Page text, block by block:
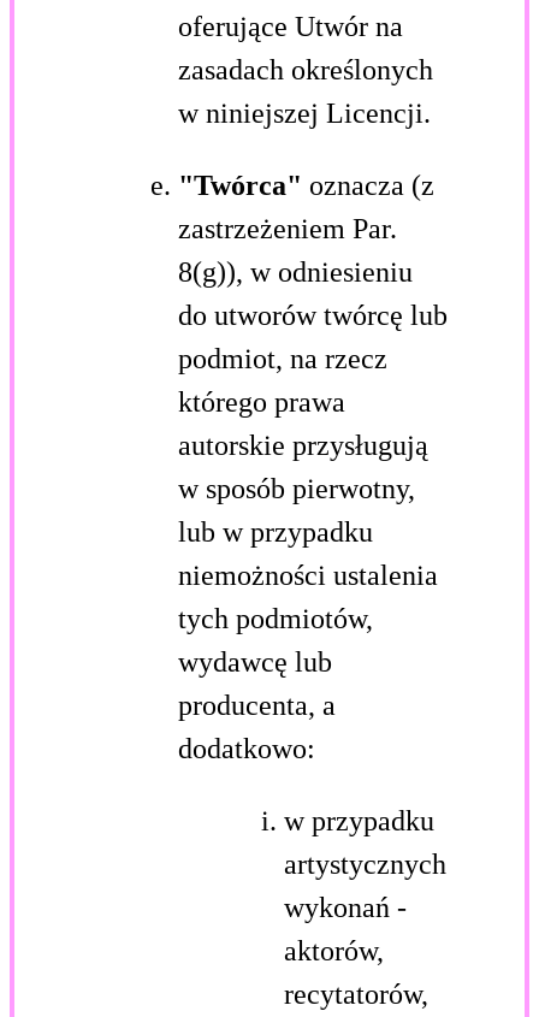
oferujące Utwór na
zasadach określonych
w niniejszej Licencji.
"Twórca" oznacza (z
zastrzeżeniem Par.
8(g)), w odniesieniu
do utworów twórcę lub
podmiot, na rzecz
którego prawa
autorskie przysługują
w sposób pierwotny,
lub w przypadku
niemożności ustalenia
tych podmiotów,
wydawcę lub
producenta, a
dodatkowo:
w przypadku
artystycznych
wykonań -
aktorów,
recytatorów,